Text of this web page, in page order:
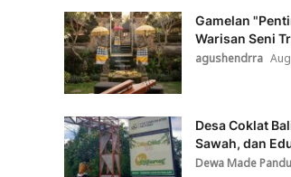
Gamelan
Warisan Seni
agushendrra
Desa Coklat
Sawah, dan
Dewa Made